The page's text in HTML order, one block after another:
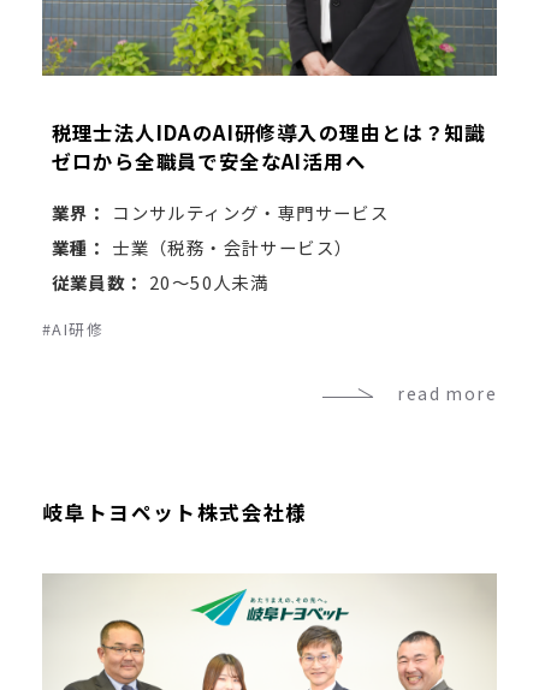
税理士法人IDAのAI研修導入の理由とは？知識
ゼロから全職員で安全なAI活用へ
業界：
コンサルティング・専門サービス
業種： 士業（税務・会計サービス）
従業員数： 20～50人未満
#AI研修
read more
岐阜トヨペット株式会社様